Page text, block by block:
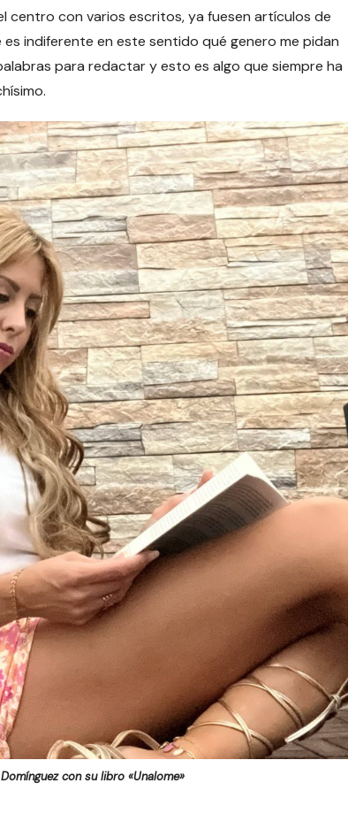
centro con varios escritos, ya fuesen artículos de
indiferente en este sentido qué genero me pidan
para redactar y esto es algo que siempre ha
con su libro «Unalome»